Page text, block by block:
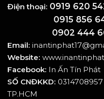
Điện thoại: 0919 620
0915 856 644
0902 444
Email:
Website:
Facebook: In Ấn Tín Phát
SỐ CNĐKKD:
TP.HCM